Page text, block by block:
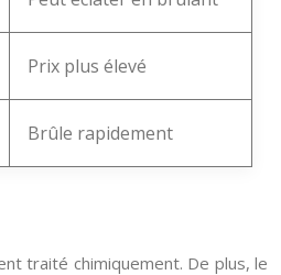
Prix plus élevé
Brûle rapidement
traité chimiquement. De plus, le